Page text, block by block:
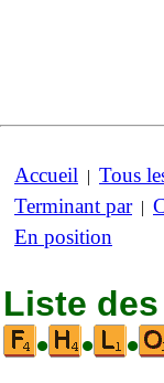
Accueil | Tous
Terminant par|
En position
Liste
•
• •